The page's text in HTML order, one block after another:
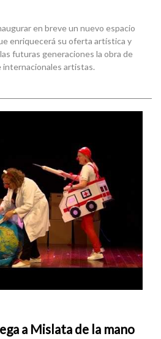
en breve un nuevo espacio
enriquecerá su oferta artística y
futuras generaciones la obra de
internacionales artistas.
a Mislata de la mano